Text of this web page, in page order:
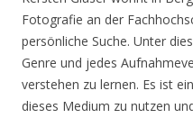
Fotografie an der
persönliche Suche. Unter
Genre und jedes
verstehen zu lernen. Es ist
dieses Medium zu nutzen